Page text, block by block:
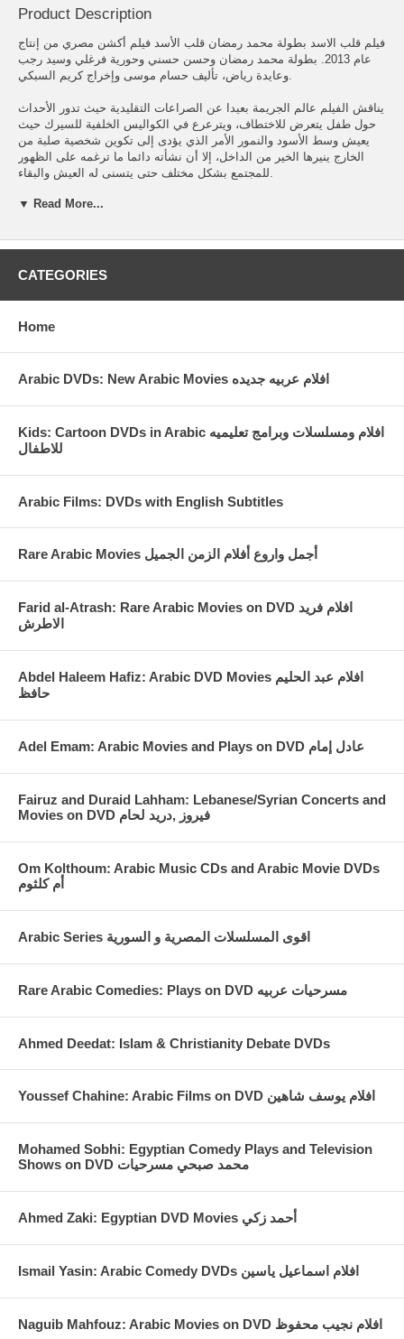
Product Description
فيلم قلب الاسد بطولة محمد رمضان قلب الأسد فيلم أكشن مصري من إنتاج
عام 2013. بطولة محمد رمضان وحسن حسني وحورية فرغلي وسيد رجب
يناقش الفيلم عالم الجريمة بعيدا عن الصراعات التقليدية حيث تدور الأحداث
حول طفل يتعرض للاختطاف، ويترعرع في الكواليس الخلفية للسيرك حيث
يعيش وسط الأسود والنمور الأمر الذي يؤدى إلى تكوين شخصية صلبة من
الخارج ينيرها الخير من الداخل، إلا أن نشأته دائما ما ترغمه على الظهور
▼ Read More...
CATEGORIES
Home
Arabic DVDs: New Arabic Movies افلام عربيه جديده
Kids: Cartoon DVDs in Arabic افلام ومسلسلات وبرامج تعليميه
للاطفال
Arabic Films: DVDs with English Subtitles
Rare Arabic Movies أجمل واروع أفلام الزمن الجميل
Farid al-Atrash: Rare Arabic Movies on DVD افلام فريد
الاطرش
Abdel Haleem Hafiz: Arabic DVD Movies افلام عبد الحليم
حافظ
Fairuz and Duraid Lahham: Lebanese/Syrian Concerts and
Movies on DVD فيروز ,دريد لحام
Om Kolthoum: Arabic Music CDs and Arabic Movie DVDs
أم كلثوم
Arabic Series اقوى المسلسلات المصرية و السورية
Rare Arabic Comedies: Plays on DVD مسرحيات عربيه
Ahmed Deedat: Islam & Christianity Debate DVDs
Youssef Chahine: Arabic Films on DVD افلام يوسف شاهين
Mohamed Sobhi: Egyptian Comedy Plays and Television
Shows on DVD محمد صبحي مسرحيات
Ahmed Zaki: Egyptian DVD Movies أحمد زكي
Ismail Yasin: Arabic Comedy DVDs افلام اسماعيل ياسين
Naguib Mahfouz: Arabic Movies on DVD افلام نجيب محفوظ